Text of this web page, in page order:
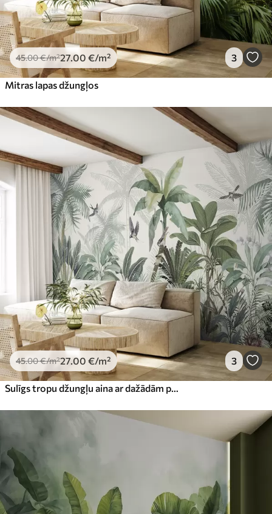
45.00€/m²27.00 €/m² 3
Mitras lapas džungļos
45.00€/m²27.00 €/m² 3